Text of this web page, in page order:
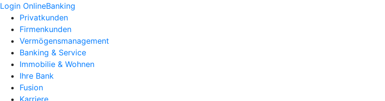
Login OnlineBanking
Privatkunden
Firmenkunden
Vermögensmanagement
Banking & Service
Immobilie & Wohnen
Ihre Bank
Fusion
Karriere